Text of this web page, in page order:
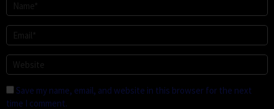
Save my name, email, and website in this browser for the next
time I comment.